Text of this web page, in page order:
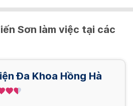
Sơn làm việc tại các
Đa Khoa Hồng Hà